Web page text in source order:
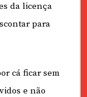
da licença
para
cá ficar sem
e não